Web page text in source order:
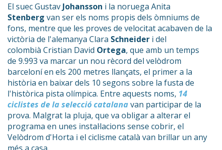
El suec Gustav Johansson i la noruega Anita
Stenberg van ser els noms propis dels òmniums de
fons, mentre que les proves de velocitat acabaven de la
victòria de l'alemanya Clara Schneider i del
colombià Cristian David Ortega, que amb un temps
de 9.993 va marcar un nou rècord del velòdrom
barceloní en els 200 metres llançats, el primer a la
història en baixar dels 10 segons sobre la fusta de
l'històrica pista olímpica. Entre aquests noms, 14
ciclistes de la selecció catalana van participar de la
prova. Malgrat la pluja, que va obligar a alterar el
programa en unes instal·lacions sense cobrir, el
Velòdrom d'Horta i el ciclisme català van brillar un any